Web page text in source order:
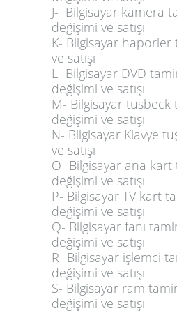
J- Bilgisayar kamera
değişimi ve satışı
K- Bilgisayar haporler
ve satışı
L- Bilgisayar DVD
değişimi ve satışı
M- Bilgisayar tusbeck
değişimi ve satışı
N- Bilgisayar Klavye
ve satışı
O- Bilgisayar ana kart
değişimi ve satışı
P- Bilgisayar TV kart
değişimi ve satışı
Q- Bilgisayar fanı
değişimi ve satışı
R- Bilgisayar işlemci
değişimi ve satışı
S- Bilgisayar ram
değişimi ve satışı